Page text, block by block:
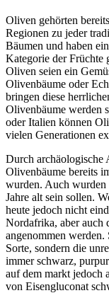
Oliven gehörten
Regionen zu jeder
Bäumen und haben
Kategorie der Früchte
Oliven seien ein
Olivenbäume oder
bringen diese
Olivenbäume werden
oder Italien können
vielen Generationen
Durch archäologische
Olivenbäume bereits
wurden. Auch
Jahre alt sein sollen.
heute jedoch nicht
Nordafrika, aber auch
angenommen
Sorte, sondern die
immer schwarz,
auf dem markt jedoch
von Eisengluconat